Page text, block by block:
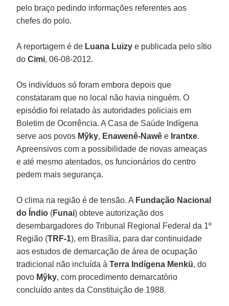
pelo braço pedindo informações referentes aos
chefes do polo.
A reportagem é de Luana Luizy e publicada pelo sítio
doCimi, 06-08-2012.
Os indivíduos só foram embora depois que
constataram que no local não havia ninguém. O
episódio foi relatado às autoridades policiais em
Boletim de Ocorrência. A Casa de Saúde Indígena
serve aos povos Mỹky, Enawenê-Nawêe Irantxe.
Apreensivos com a possibilidade de novas ameaças
e até mesmo atentados, os funcionários do centro
pedem mais segurança.
O clima na região é de tensão. A Fundação Nacional
do Índio (Funai) obteve autorização dos
desembargadores do Tribunal Regional Federal da 1º
Região (TRF-1), em Brasília, para dar continuidade
aos estudos de demarcação de área de ocupação
tradicional não incluída àTerra Indígena Menkü, do
povo Mỹky, com procedimento demarcatório
concluído antes da Constituição de 1988.